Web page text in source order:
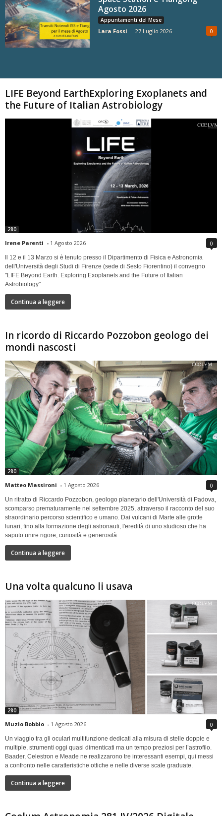
Agosto 2026
Appuntamenti del Mese
Lara Fossi - 27 Luglio 2026 0
LIFE Beyond EarthExploring Exoplanets and
the Future of Italian Astrobiology
280
Irene Parenti - 1 Agosto 2026 0
Il 12 e il 13 Marzo si è tenuto presso il Dipartimento di Fisica e Astronomia
dell'Università degli Studi di Firenze (sede di Sesto Fiorentino) il convegno
"LIFE Beyond Earth. Exploring Exoplanets and the Future of Italian
Astrobiology"
Continua a leggere
In ricordo di Riccardo Pozzobon geologo dei
mondi nascosti
280
Matteo Massironi - 1 Agosto 2026 0
Un ritratto di Riccardo Pozzobon, geologo planetario dell'Università di Padova,
scomparso prematuramente nel settembre 2025, attraverso il racconto del suo
straordinario percorso scientifico e umano. Dai vulcani di Marte alle grotte
lunari, fino alla formazione degli astronauti, l'eredità di uno studioso che ha
saputo unire rigore, curiosità e generosità
Continua a leggere
Una volta qualcuno li usava
280
Muzio Bobbio - 1 Agosto 2026 0
Un viaggio tra gli oculari multifunzione dedicati alla misura di stelle doppie e
multiple, strumenti oggi quasi dimenticati ma un tempo preziosi per l’astrofilo.
Baader, Celestron e Meade ne realizzarono tre interessanti esempi, qui messi
a confronto nelle caratteristiche ottiche e nelle diverse scale graduate.
Continua a leggere